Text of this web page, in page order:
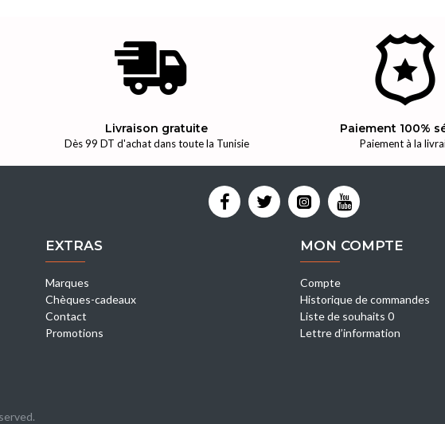
Livraison gratuite
Dès 99 DT d'achat dans toute la Tunisie
Paiement 100%
Paiement à la
EXTRAS
Marques
Chèques-cadeaux
Contact
Promotions
MON COMPTE
Compte
Historique de commandes
Liste de souhaits 0
Lettre d’information